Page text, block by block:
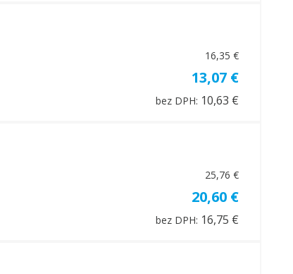
16,35 €
13,07 €
bez DPH: 10,63 €
25,76 €
20,60 €
bez DPH: 16,75 €